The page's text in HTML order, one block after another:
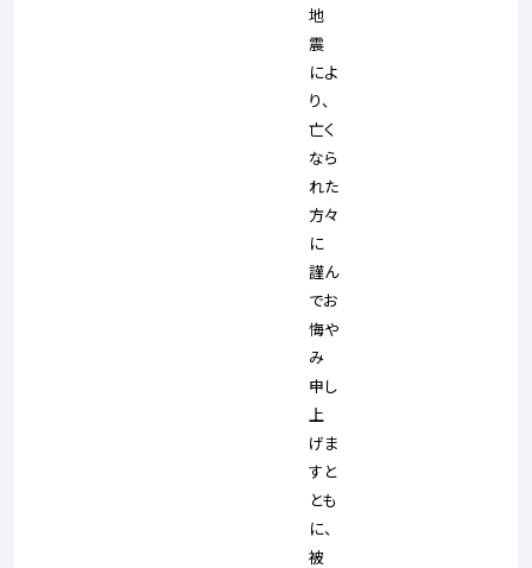
地
震
によ
り、
亡く
なら
れた
方々
に
謹ん
でお
悔や
み
申し
上
げま
すと
とも
に、
被